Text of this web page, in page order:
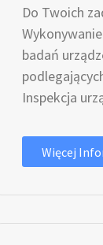
Do Twoich
badań
Inspekcja
Więcej